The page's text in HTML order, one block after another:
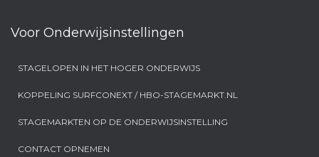
Voor Onderwijsinstellingen
STAGELOPEN IN HET HOGER ONDERWIJS
KOPPELING SURFCONEXT / HBO-STAGEMARKT.NL
STAGEMARKTEN OP DE ONDERWIJSINSTELLING
CONTACT OPNEMEN